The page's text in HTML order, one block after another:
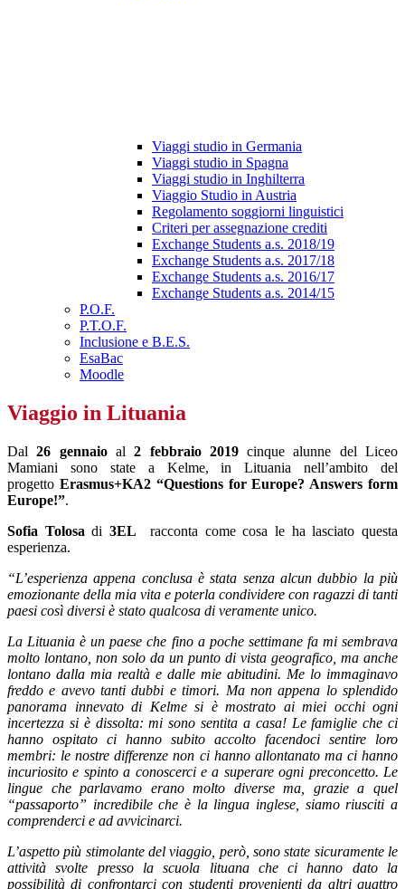
Viaggi studio in Germania
Viaggi studio in Spagna
Viaggi studio in Inghilterra
Viaggio Studio in Austria
Regolamento soggiorni linguistici
Criteri per assegnazione crediti
Exchange Students a.s. 2018/19
Exchange Students a.s. 2017/18
Exchange Students a.s. 2016/17
Exchange Students a.s. 2014/15
P.O.F.
P.T.O.F.
Inclusione e B.E.S.
EsaBac
Moodle
Viaggio in Lituania
Dal 26 gennaio al 2 febbraio 2019 cinque alunne del Liceo
Mamiani sono state a Kelme, in Lituania nell’ambito del
progetto Erasmus+KA2 “Questions for Europe? Answers form
Europe!”.
Sofia Tolosa di 3EL racconta come cosa le ha lasciato questa
esperienza.
“L’esperienza appena conclusa è stata senza alcun dubbio la più
emozionante della mia vita e poterla condividere con ragazzi di tanti
paesi così diversi è stato qualcosa di veramente unico.
La Lituania è un paese che fino a poche settimane fa mi sembrava
molto lontano, non solo da un punto di vista geografico, ma anche
lontano dalla mia realtà e dalle mie abitudini. Me lo immaginavo
freddo e avevo tanti dubbi e timori. Ma non appena lo splendido
panorama innevato di Kelme si è mostrato ai miei occhi ogni
incertezza si è dissolta: mi sono sentita a casa! Le famiglie che ci
hanno ospitato ci hanno subito accolto facendoci sentire loro
membri: le nostre differenze non ci hanno allontanato ma ci hanno
incuriosito e spinto a conoscerci e a superare ogni preconcetto. Le
lingue che parlavamo erano molto diverse ma, grazie a quel
“passaporto” incredibile che è la lingua inglese, siamo riusciti a
comprenderci e ad avvicinarci.
L’aspetto più stimolante del viaggio, però, sono state sicuramente le
attività svolte presso la scuola lituana che ci hanno dato la
possibilità di confrontarci con studenti provenienti da altri quattro